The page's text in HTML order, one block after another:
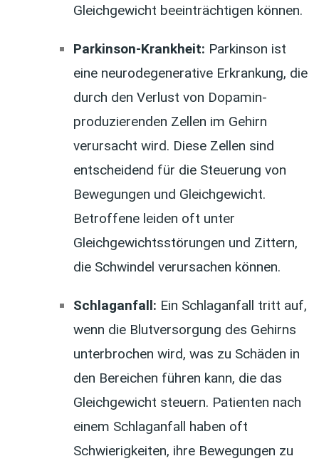
Gleichgewicht beeinträchtigen können.
Parkinson-Krankheit: Parkinson ist
eine neurodegenerative Erkrankung, die
durch den Verlust von Dopamin-
produzierenden Zellen im Gehirn
verursacht wird. Diese Zellen sind
entscheidend für die Steuerung von
Bewegungen und Gleichgewicht.
Betroffene leiden oft unter
Gleichgewichtsstörungen und Zittern,
die Schwindel verursachen können.
Schlaganfall: Ein Schlaganfall tritt auf,
wenn die Blutversorgung des Gehirns
unterbrochen wird, was zu Schäden in
den Bereichen führen kann, die das
Gleichgewicht steuern. Patienten nach
einem Schlaganfall haben oft
Schwierigkeiten, ihre Bewegungen zu